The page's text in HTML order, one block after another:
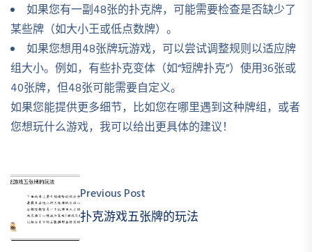
如果您有一副48张的扑克牌，可能需要检查是否缺少了
某些牌（如大小王或低点数牌）。
如果您想用48张牌玩游戏，可以尝试调整规则以适应牌
组大小。例如，有些扑克变体（如“短牌扑克”）使用36张或
40张牌，但48张可能需要自定义。
如果您能提供更多细节，比如您在哪里遇到这种牌组，或者
您想玩什么游戏，我可以给出更具体的建议！
Previous Post
扑克游戏五张牌的玩法